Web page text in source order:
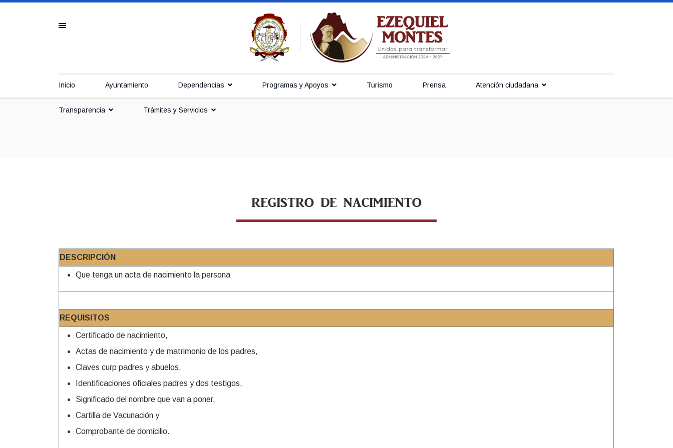
Inicio Ayuntamiento Dependencias Programas y Apoyos Turismo Prensa Atención ciudadana
Transparencia Trámites y Servicios
REGISTRO DE NACIMIENTO
DESCRIPCIÓN
Que tenga un acta de nacimiento la persona
REQUISITOS
Certificado de nacimiento,
Actas de nacimiento y de matrimonio de los padres,
Claves curp padres y abuelos,
Identificaciones oficiales padres y dos testigos,
Significado del nombre que van a poner,
Cartilla de Vacunación y
Comprobante de domicilio.